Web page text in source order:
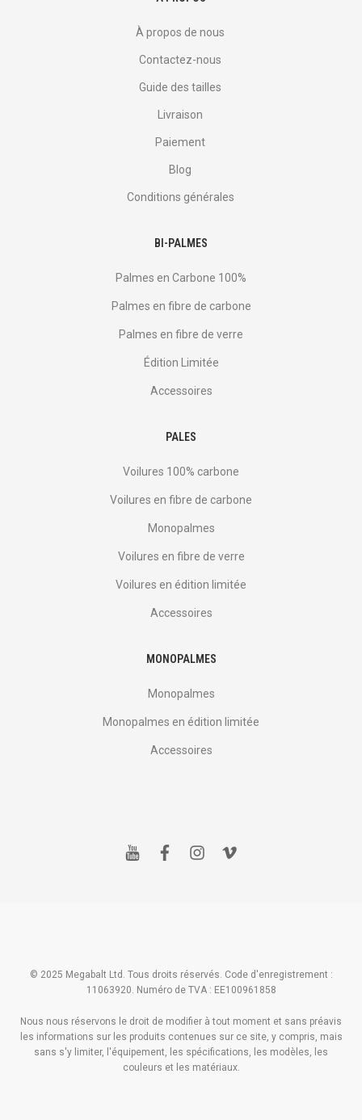
À propos de nous
Contactez-nous
Guide des tailles
Livraison
Paiement
Blog
Conditions générales
BI-PALMES
Palmes en Carbone 100%
Palmes en fibre de carbone
Palmes en fibre de verre
Édition Limitée
Accessoires
PALES
Voilures 100% carbone
Voilures en fibre de carbone
Monopalmes
Voilures en fibre de verre
Voilures en édition limitée
Accessoires
MONOPALMES
Monopalmes
Monopalmes en édition limitée
Accessoires
y f i v
© 2025 Megabalt Ltd. Tous droits réservés. Code d'enregistrement :
11063920. Numéro de TVA : EE100961858
Nous nous réservons le droit de modifier à tout moment et sans préavis
les informations sur les produits contenues sur ce site, y compris, mais
sans s'y limiter, l'équipement, les spécifications, les modèles, les
couleurs et les matériaux.